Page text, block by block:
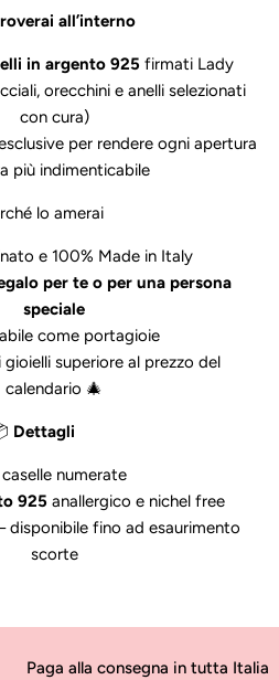
all’interno
in argento 925firmati Lady
orecchini e anelli selezionati
con cura)
per rendere ogni apertura
più indimenticabile
lo amerai
e 100% Made in Italy
per te o per una persona
speciale
come portagioie
gioielli superiore al prezzo del
calendario 🎄
Dettagli
caselle numerate
925anallergico e nichel free
disponibile fino ad esaurimento
scorte
consegna in tutta Italia